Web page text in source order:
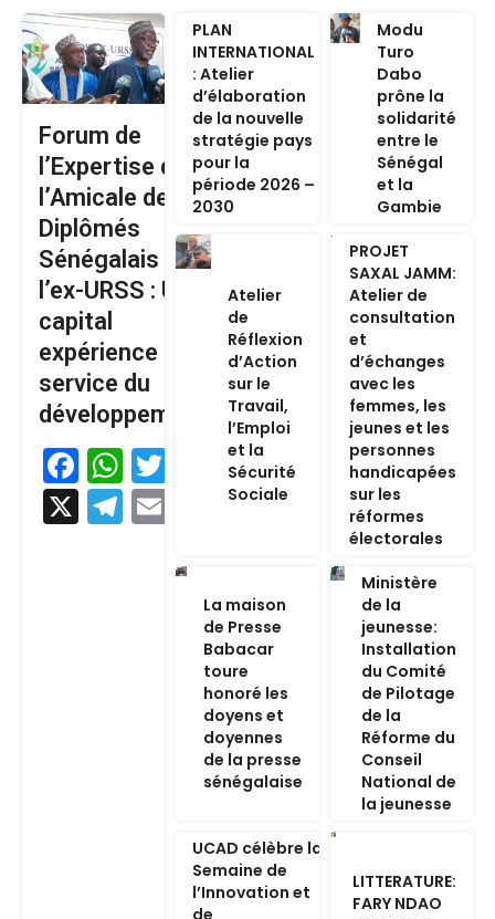
Forum de
l’Expertise de
l’Amicale des
Diplômés
Sénégalais de
l’ex-URSS : Un
capital
expérience au
service du
développement
Facebook
WhatsApp
Twitter
X
Telegram
Email
PLAN
INTERNATIONAL
: Atelier
d’élaboration
de la nouvelle
stratégie pays
pour la
période 2026 –
2030
Modu
Turo
Dabo
prône la
solidarité
entre le
Sénégal
et la
Gambie
Atelier
de
Réflexion
d’Action
sur le
Travail,
l’Emploi
et la
Sécurité
Sociale
PROJET
SAXAL JAMM:
Atelier de
consultation
et
d’échanges
avec les
femmes, les
jeunes et les
personnes
handicapées
sur les
réformes
électorales
La maison
de Presse
Babacar
toure
honoré les
doyens et
doyennes
de la presse
sénégalaise
Ministère
de la
jeunesse:
Installation
du Comité
de Pilotage
de la
Réforme du
Conseil
National de
la jeunesse
UCAD célèbre la
Semaine de
l’Innovation et
de
LITTERATURE:
FARY NDAO